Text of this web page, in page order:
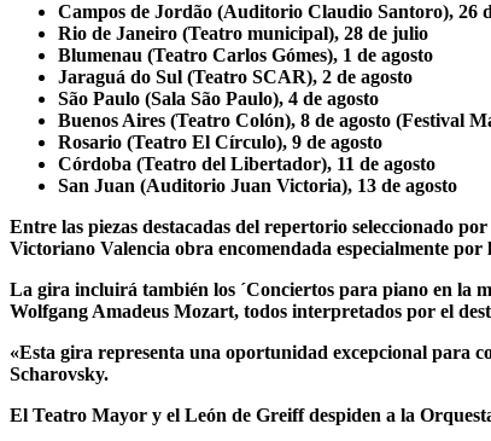
Campos de Jordão (Auditorio Claudio Santoro), 26
Rio de Janeiro (Teatro municipal), 28 de julio
Blumenau (Teatro Carlos Gómes), 1 de agosto
Jaraguá do Sul (Teatro SCAR), 2 de agosto
São Paulo (Sala São Paulo), 4 de agosto
Buenos Aires (Teatro Colón), 8 de agosto (Festival
Rosario (Teatro El Círculo), 9 de agosto
Córdoba (Teatro del Libertador), 11 de agosto
San Juan (Auditorio Juan Victoria), 13 de agosto
Entre las piezas destacadas del repertorio seleccionado
Victoriano Valencia obra encomendada especialmente
La gira incluirá también los ´Conciertos para piano en la
Wolfgang Amadeus Mozart, todos interpretados por el
«Esta gira representa una oportunidad excepcional para
Scharovsky.
El Teatro Mayor y el León de Greiff despiden a la